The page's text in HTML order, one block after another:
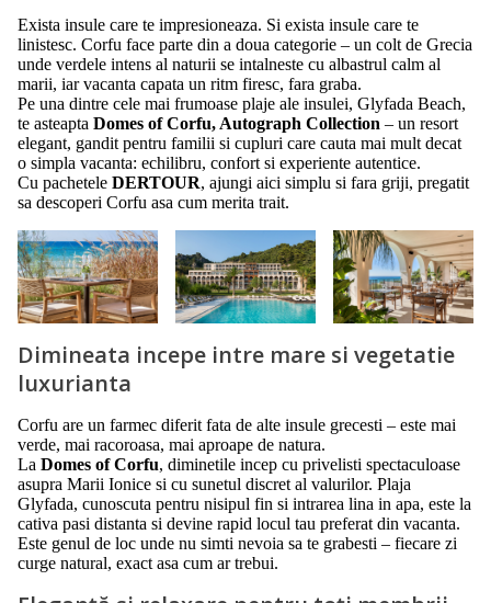
Exista insule care te impresioneaza. Si exista insule care te
linistesc. Corfu face parte din a doua categorie – un colt de Grecia
unde verdele intens al naturii se intalneste cu albastrul calm al
marii, iar vacanta capata un ritm firesc, fara graba.
Pe una dintre cele mai frumoase plaje ale insulei, Glyfada Beach,
te asteapta Domes of Corfu, Autograph Collection – un resort
elegant, gandit pentru familii si cupluri care cauta mai mult decat
o simpla vacanta: echilibru, confort si experiente autentice.
Cu pachetele DERTOUR, ajungi aici simplu si fara griji, pregatit
sa descoperi Corfu asa cum merita trait.
Dimineata incepe intre mare si vegetatie
luxurianta
Corfu are un farmec diferit fata de alte insule grecesti – este mai
verde, mai racoroasa, mai aproape de natura.
La Domes of Corfu, diminetile incep cu privelisti spectaculoase
asupra Marii Ionice si cu sunetul discret al valurilor. Plaja
Glyfada, cunoscuta pentru nisipul fin si intrarea lina in apa, este la
cativa pasi distanta si devine rapid locul tau preferat din vacanta.
Este genul de loc unde nu simti nevoia sa te grabesti – fiecare zi
curge natural, exact asa cum ar trebui.